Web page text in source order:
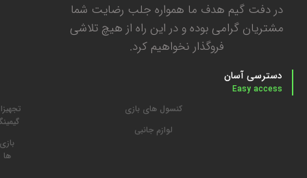
در دفت گیم هدف ما همواره جلب رضایت شما
مشتریان گرامی بوده و در این راه از هیچ تلاشی
فروگذار نخواهیم کرد.
دسترسی آسان
Easy access
کنسول های بازی
لوازم جانبی
بازی
ها